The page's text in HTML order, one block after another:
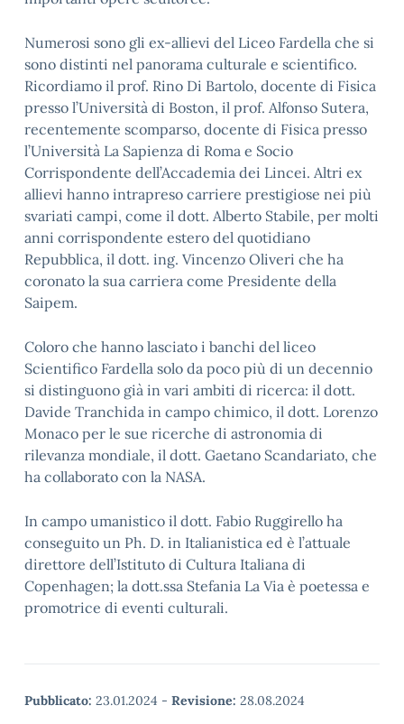
Numerosi sono gli ex-allievi del Liceo Fardella che si
sono distinti nel panorama culturale e scientifico.
Ricordiamo il prof. Rino Di Bartolo, docente di Fisica
presso l’Università di Boston, il prof. Alfonso Sutera,
recentemente scomparso, docente di Fisica presso
l’Università La Sapienza di Roma e Socio
Corrispondente dell’Accademia dei Lincei. Altri ex
allievi hanno intrapreso carriere prestigiose nei più
svariati campi, come il dott. Alberto Stabile, per molti
anni corrispondente estero del quotidiano
Repubblica, il dott. ing. Vincenzo Oliveri che ha
coronato la sua carriera come Presidente della
Saipem.
Coloro che hanno lasciato i banchi del liceo
Scientifico Fardella solo da poco più di un decennio
si distinguono già in vari ambiti di ricerca: il dott.
Davide Tranchida in campo chimico, il dott. Lorenzo
Monaco per le sue ricerche di astronomia di
rilevanza mondiale, il dott. Gaetano Scandariato, che
ha collaborato con la NASA.
In campo umanistico il dott. Fabio Ruggirello ha
conseguito un Ph. D. in Italianistica ed è l’attuale
direttore dell’Istituto di Cultura Italiana di
Copenhagen; la dott.ssa Stefania La Via è poetessa e
promotrice di eventi culturali.
Pubblicato: 23.01.2024 - Revisione: 28.08.2024